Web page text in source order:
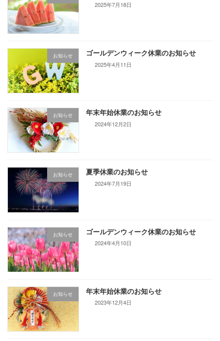
2025年7月18日
お知らせ ゴールデンウィーク休業のお知らせ
2025年4月11日
お知らせ 年末年始休業のお知らせ
2024年12月2日
お知らせ 夏季休業のお知らせ
2024年7月19日
お知らせ ゴールデンウィーク休業のお知らせ
2024年4月10日
お知らせ 年末年始休業のお知らせ
2023年12月4日